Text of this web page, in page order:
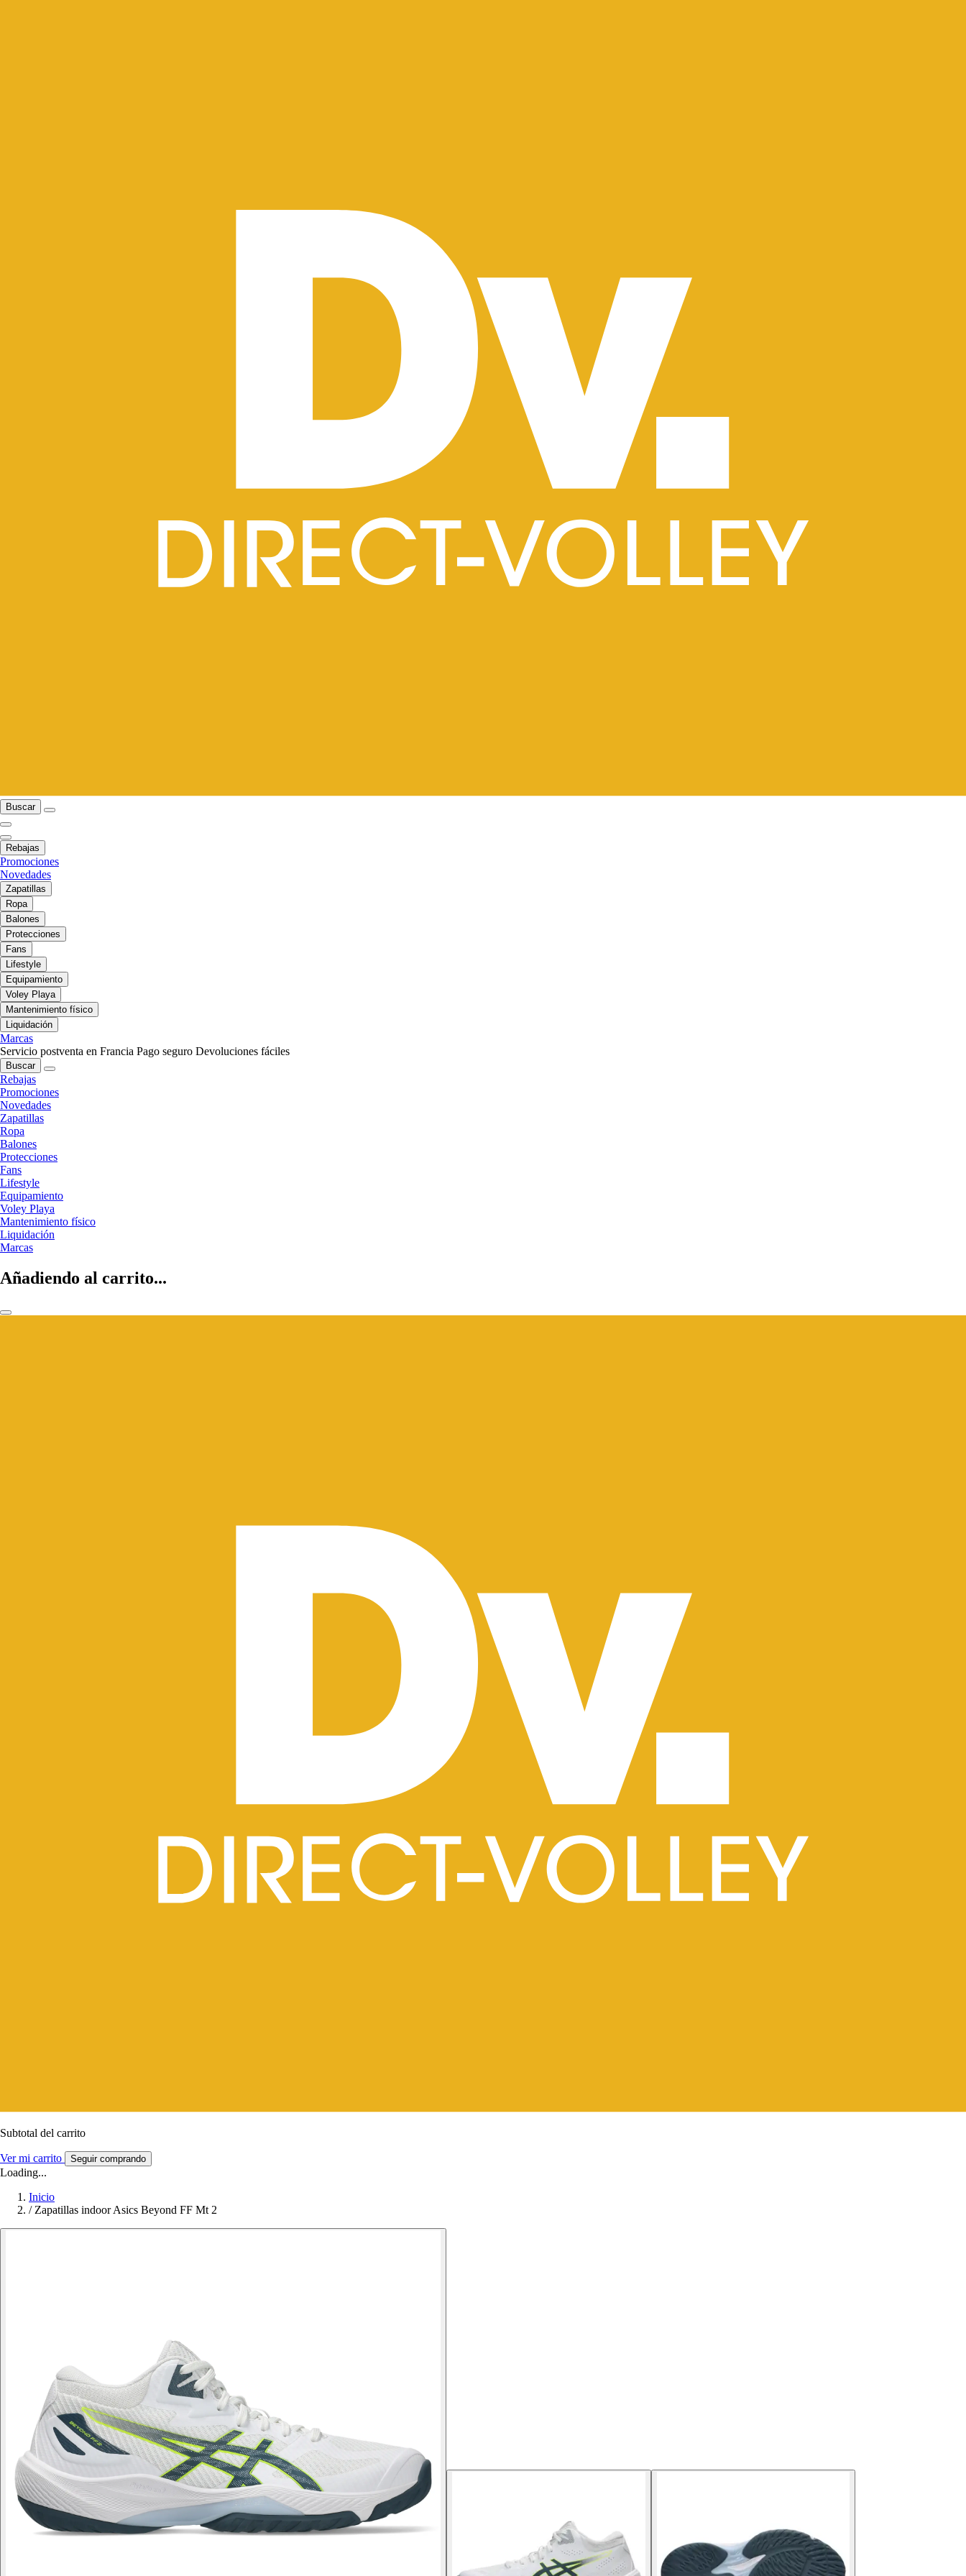
Buscar
Rebajas
Promociones
Novedades
Zapatillas
Ropa
Balones
Protecciones
Fans
Lifestyle
Equipamiento
Voley Playa
Mantenimiento físico
Liquidación
Marcas
Servicio postventa en Francia Pago seguro Devoluciones fáciles
Buscar
Rebajas
Promociones
Novedades
Zapatillas
Ropa
Balones
Protecciones
Fans
Lifestyle
Equipamiento
Voley Playa
Mantenimiento físico
Liquidación
Marcas
Añadiendo al carrito...
Subtotal del carrito
Ver mi carrito Seguir comprando
Loading...
Inicio
/ Zapatillas indoor Asics Beyond FF Mt 2